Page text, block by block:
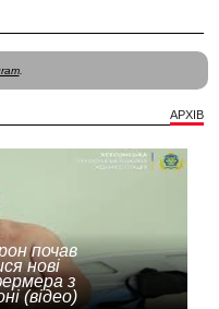
.
АРХІВ
почав
нові
з
(відео)